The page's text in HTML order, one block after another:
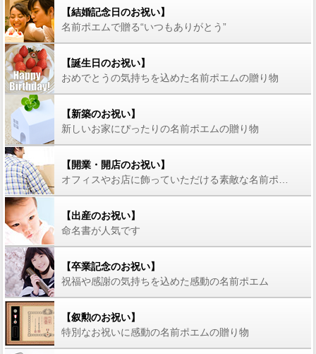
【結婚記念日のお祝い】
名前ポエムで贈る“いつもありがとう”
【誕生日のお祝い】
おめでとうの気持ちを込めた名前ポエムの贈り物
【新築のお祝い】
新しいお家にぴったりの名前ポエムの贈り物
【開業・開店のお祝い】
【出産のお祝い】
命名書が人気です
【卒業記念のお祝い】
祝福や感謝の気持ちを込めた感動の名前ポエム
【叙勲のお祝い】
特別なお祝いに感動の名前ポエムの贈り物